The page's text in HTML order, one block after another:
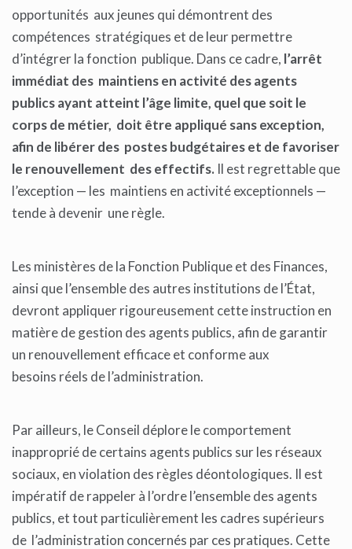
opportunités aux jeunes qui démontrent des
compétences stratégiques et de leur permettre
d’intégrer la fonction publique. Dans ce cadre, l’arrêt
immédiat des maintiens en activité des agents
publics ayant atteint l’âge limite, quel que soit le
corps de métier, doit être appliqué sans exception,
afin de libérer des postes budgétaires et de favoriser
le renouvellement des effectifs. Il est regrettable que
l’exception — les maintiens en activité exceptionnels —
tende à devenir une règle.
Les ministères de la Fonction Publique et des Finances,
ainsi que l’ensemble des autres institutions de l’État,
devront appliquer rigoureusement cette instruction en
matière de gestion des agents publics, afin de garantir
un renouvellement efficace et conforme aux
besoins réels de l’administration.
Par ailleurs, le Conseil déplore le comportement
inapproprié de certains agents publics sur les réseaux
sociaux, en violation des règles déontologiques. Il est
impératif de rappeler à l’ordre l’ensemble des agents
publics, et tout particulièrement les cadres supérieurs
de l’administration concernés par ces pratiques. Cette